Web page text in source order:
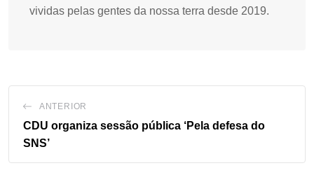
vividas pelas gentes da nossa terra desde 2019.
ANTERIOR
CDU organiza sessão pública ‘Pela defesa do
SNS’